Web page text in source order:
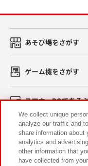
あそび場をさがす
ゲーム機をさがす
スマホ・PCであそ
イベント・キャンペ
We collect unique
analyze our traffic and
share information about
analytics and
other information that
have collected from